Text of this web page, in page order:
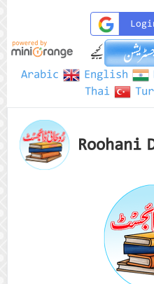
کیجیے
Arabic
English
Thai
Roohani